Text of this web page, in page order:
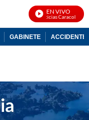
EN VIVO
Noticias Caracol En
GABINETE ACCIDENTE